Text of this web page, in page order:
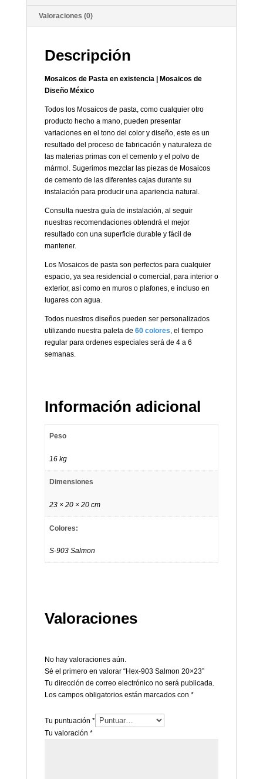
Valoraciones (0)
Descripción
Mosaicos de Pasta en existencia | Mosaicos de
Diseño México
Todos los Mosaicos de pasta, como cualquier otro
producto hecho a mano, pueden presentar
variaciones en el tono del color y diseño, este es un
resultado del proceso de fabricación y naturaleza de
las materias primas con el cemento y el polvo de
mármol. Sugerimos mezclar las piezas de Mosaicos
de cemento de las diferentes cajas durante su
instalación para producir una apariencia natural.
Consulta nuestra guía de instalación, al seguir
nuestras recomendaciones obtendrá el mejor
resultado con una superficie durable y fácil de
mantener.
Los Mosaicos de pasta son perfectos para cualquier
espacio, ya sea residencial o comercial, para interior o
exterior, así como en muros o plafones, e incluso en
lugares con agua.
Todos nuestros diseños pueden ser personalizados
utilizando nuestra paleta de 60 colores, el tiempo
regular para ordenes especiales será de 4 a 6
semanas.
Información adicional
Peso
16 kg
Dimensiones
23 × 20 × 20 cm
Colores:
S-903 Salmon
Valoraciones
No hay valoraciones aún.
Sé el primero en valorar “Hex-903 Salmon 20×23”
Tu dirección de correo electrónico no será publicada.
Los campos obligatorios están marcados con *
Tu puntuación *
Tu valoración *